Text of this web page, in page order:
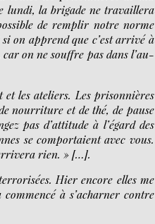
lundi, la brigade ne travaillera
de remplir notre norme
on apprend que c’est arrivé à
on ne souffre pas dans l’au-
et les ateliers. Les prisonnières
nourriture et de thé, de pause
pas d’attitude à l’égard des
se comportaient avec vous.
rien. » […].
Hier encore elles me
à s’acharner contre